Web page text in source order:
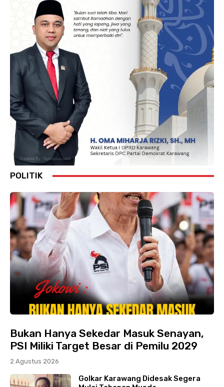
POLITIK
Bukan Hanya Sekedar Masuk Senayan,
PSI Miliki Target Besar di Pemilu 2029
2 Agustus 2026
Golkar Karawang Didesak Segera